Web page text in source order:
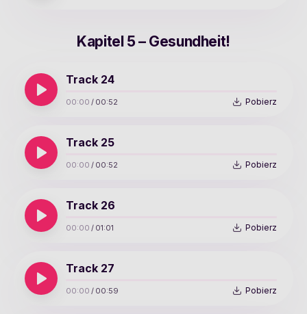
Kapitel 5 – Gesundheit!
Track 24
00:00 / 00:52 Pobierz
Track 25
00:00 / 00:52 Pobierz
Track 26
00:00 / 01:01 Pobierz
Track 27
00:00 / 00:59 Pobierz